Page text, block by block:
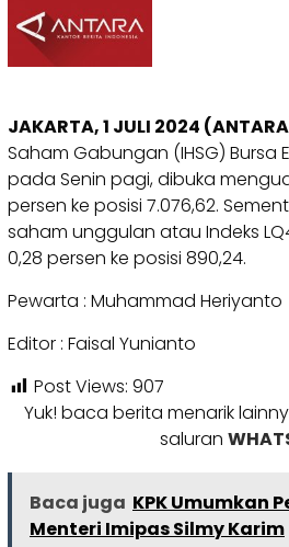
JAKARTA, 1 JULI 2024
Saham Gabungan (IHSG) Bursa
pada Senin pagi, dibuka
persen ke posisi 7.076,62.
saham unggulan atau Indeks
0,28 persen ke posisi 890,24.
Pewarta : Muhammad Heriyanto
Editor : Faisal Yunianto
Post Views: 907
Yuk! baca berita menarik
saluran
Baca juga KPK Umumkan
Menteri Imipas Silmy Karim